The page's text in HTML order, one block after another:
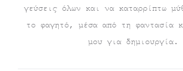
γεύσεις όλων και να καταρρίπτω
το φαγητό, μέσα από τη φαντασία
μου για δημιουργία.